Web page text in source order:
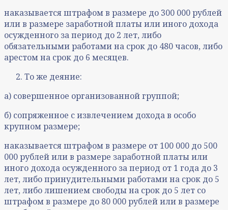
наказывается штрафом в размере до 300 000 рублей
или в размере заработной платы или иного дохода
осужденного за период до 2 лет, либо
обязательными работами на срок до 480 часов, либо
арестом на срок до 6 месяцев.
То же деяние:
а) совершенное организованной группой;
б) сопряженное с извлечением дохода в особо
крупном размере;
наказывается штрафом в размере от 100 000 до 500
000 рублей или в размере заработной платы или
иного дохода осужденного за период от 1 года до 3
лет, либо принудительными работами на срок до 5
лет, либо лишением свободы на срок до 5 лет со
штрафом в размере до 80 000 рублей или в размере